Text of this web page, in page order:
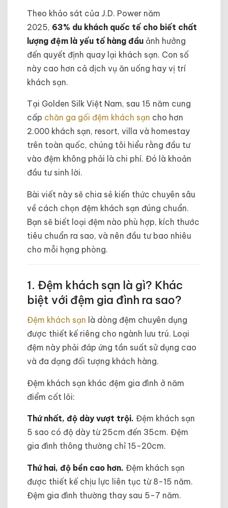
Theo khảo sát của J.D. Power năm
2025, 63% du khách quốc tế cho biết chất
lượng đệm là yếu tố hàng đầu ảnh hưởng
đến quyết định quay lại khách sạn. Con số
này cao hơn cả dịch vụ ăn uống hay vị trí
khách sạn.
Tại Golden Silk Việt Nam, sau 15 năm cung
cấp chăn ga gối đệm khách sạn cho hơn
2.000 khách sạn, resort, villa và homestay
trên toàn quốc, chúng tôi hiểu rằng đầu tư
vào đệm không phải là chi phí. Đó là khoản
đầu tư sinh lời.
Bài viết này sẽ chia sẻ kiến thức chuyên sâu
về cách chọn đệm khách sạn đúng chuẩn.
Bạn sẽ biết loại đệm nào phù hợp, kích thước
tiêu chuẩn ra sao, và nên đầu tư bao nhiêu
cho mỗi hạng phòng.
1. Đệm khách sạn là gì? Khác
biệt với đệm gia đình ra sao?
Đệm khách sạn là dòng đệm chuyên dụng
được thiết kế riêng cho ngành lưu trú. Loại
đệm này phải đáp ứng tần suất sử dụng cao
và đa dạng đối tượng khách hàng.
Đệm khách sạn khác đệm gia đình ở năm
điểm cốt lõi:
Thứ nhất, độ dày vượt trội. Đệm khách sạn
5 sao có độ dày từ 25cm đến 35cm. Đệm
gia đình thông thường chỉ 15-20cm.
Thứ hai, độ bền cao hơn. Đệm khách sạn
được thiết kế chịu lực liên tục từ 8-15 năm.
Đệm gia đình thường thay sau 5-7 năm.